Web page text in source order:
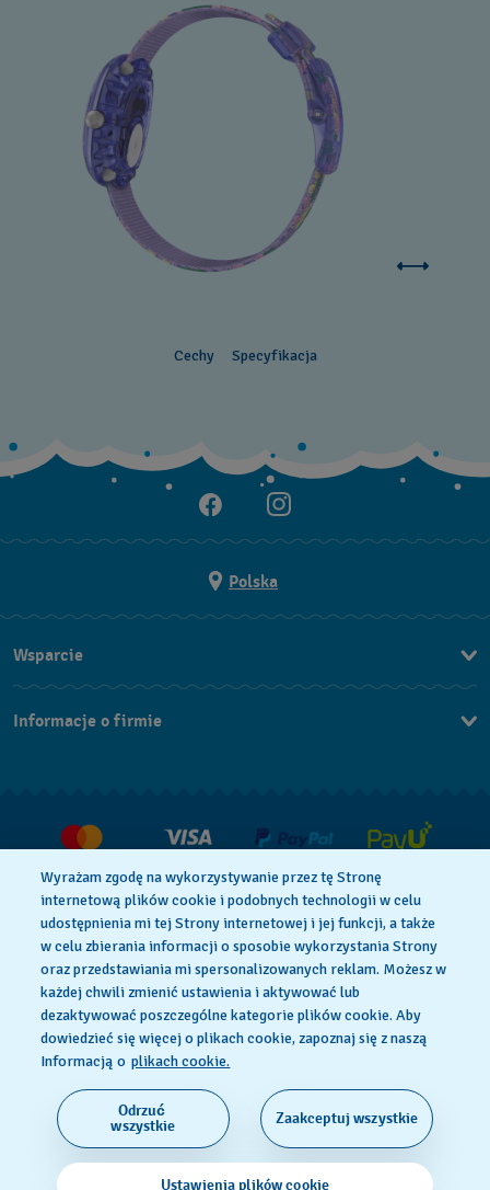
Cechy Specyfikacja
Polska
Wsparcie
FAQ
Warunki sprzedaży
Odstąp od umowy
Informacje o firmie
Polityka Prywatności Pliki Cookie
Regulamin Sklepu
SWISS MADE
© 2026 Flik Flak, oddział Swatch Ltd. Wszelkie prawa
Wyrażam zgodę na wykorzystywanie przez tę Stronę
internetową plików cookie i podobnych technologii w celu
udostępnienia mi tej Strony internetowej i jej funkcji, a także
w celu zbierania informacji o sposobie wykorzystania Strony
oraz przedstawiania mi spersonalizowanych reklam. Możesz w
każdej chwili zmienić ustawienia i aktywować lub
dezaktywować poszczególne kategorie plików cookie. Aby
dowiedzieć się więcej o plikach cookie, zapoznaj się z naszą
Informacją o plikach cookie.
Ustawienia plików cookie
Odrzuć
wszystkie
Zaakceptuj wszystkie